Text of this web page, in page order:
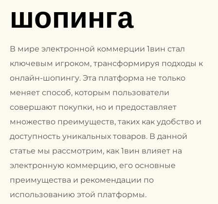
шопинга
В мире электронной коммерции 1вин стал
ключевым игроком, трансформируя подходы к
онлайн-шопингу. Эта платформа не только
меняет способ, которым пользователи
совершают покупки, но и предоставляет
множество преимуществ, таких как удобство и
доступность уникальных товаров. В данной
статье мы рассмотрим, как 1вин влияет на
электронную коммерцию, его основные
преимущества и рекомендации по
использованию этой платформы.